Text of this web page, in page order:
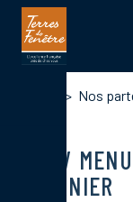
Aller
contenu
principale
Nos
MFV
VARNIER